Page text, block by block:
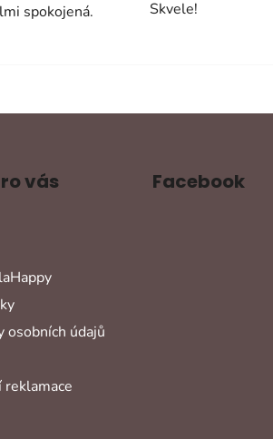
spokojená.
Skvele!
vás
osobních údajů
reklamace
Facebook